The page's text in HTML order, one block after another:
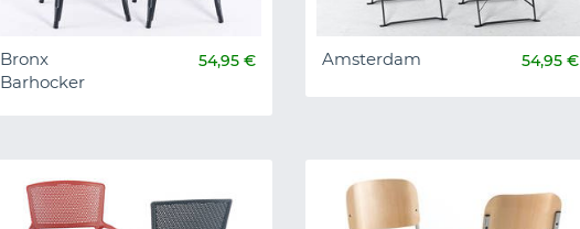
Bronx
Barhocker
54,95 € Amsterdam 54,95 €